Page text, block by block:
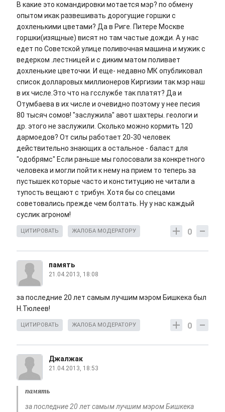
В какие это командировки мотается мэр? по обмену
опытом икак развешивать дорогущие горшки с
дохленькими цветами? Да в Риге. Питере Москве
горшки(изящные) висят но там частые дожди. А у нас
едет по Советской улице поливочная машина и мужик с
ведерком .лестницей и с диким матом поливает
дохленькие цветочки. И еще- недавно МК опубликовал
список долларовых миллионеров Киргизии так мэр наш
в их числе.Это что на гсслужбе так платят? Да и
Отумбаева в их числе и очевидно поэтому у нее песия
80 тысяч сомов! "заслужила" авот шахтеры. геологи и
др. этого не заслужили. Сколько можно кормить 120
дармоедов? От силы работает 20-30 человек
действительно знающих а остальное - баласт для
"одобрямс" Если раньше мы голосовали за конкретного
человека и могли пойти к нему на прием то теперь за
пустышек которые часто и конституцию не читали а
тупость вещают с трибун. Хотя бы со спецами
советовались прежде чем болтать. Ну у нас каждый
суслик агроном!
0
ЦИТИРОВАТЬ ЖАЛОБА МОДЕРАТОРУ
память
21.04.2013, 18:08
за последние 20 лет самым лучшим мэром Бишкека был
Н.Тюлеев!
0
ЦИТИРОВАТЬ ЖАЛОБА МОДЕРАТОРУ
Джалжак
21.04.2013, 18:53
память
за последние 20 лет самым лучшим мэром Бишкека